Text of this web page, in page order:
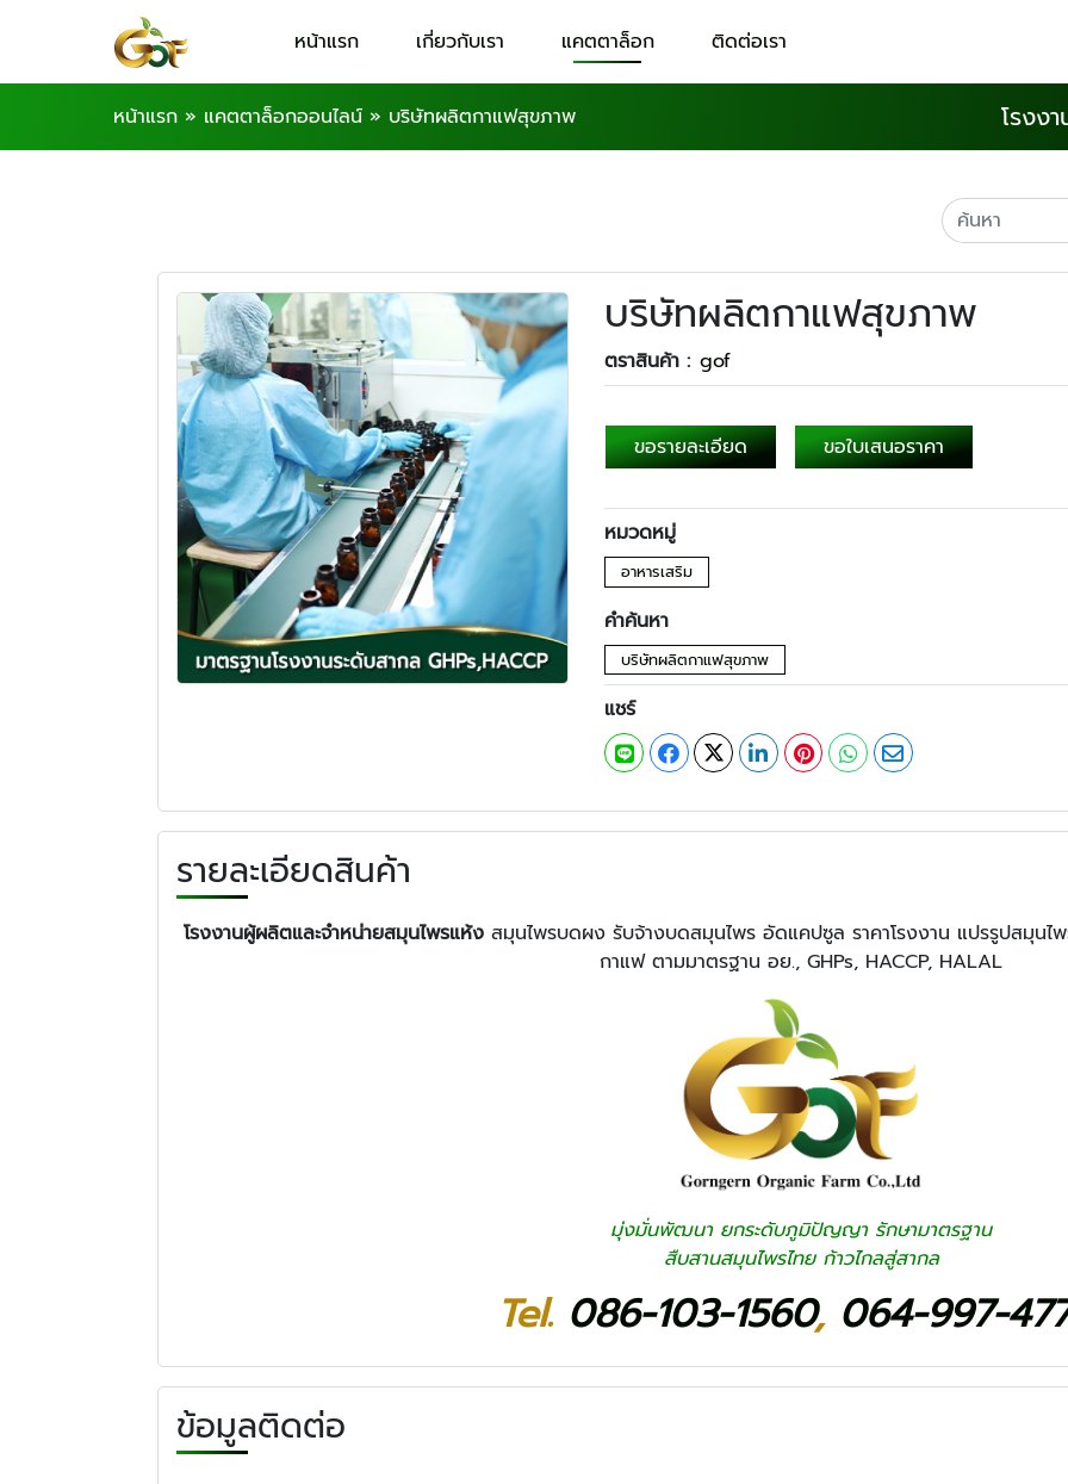
หน้าแรก เกี่ยวกับเรา แคตตาล็อก ติดต่อเรา
หน้าแรก » แคตตาล็อกออนไลน์ » บริษัทผลิตกาแฟสุขภาพ โรงง
บริษัทผลิตกาแฟสุขภาพ
ตราสินค้า : gof
ขอรายละเอียด ขอใบเสนอราคา
หมวดหมู่
อาหารเสริม
คำค้นหา
บริษัทผลิตกาแฟสุขภาพ
แชร์
รายละเอียดสินค้า
โรงงานผู้ผลิตและจำหน่ายสมุนไพรแห้งสมุนไพรบดผง รับจ้างบดสมุนไพร อัดแคปซูล ราคาโรงงาน แปรรูปสมุนไ
กาแฟ ตามมาตรฐาน อย., GHPs, HACCP, HALAL
มุ่งมั่นพัฒนา ยกระดับภูมิปัญญา รักษามาตรฐาน
สืบสานสมุนไพรไทย ก้าวไกลสู่สากล
Tel. 086-103-1560, 064-997-
ข้อมูลติดต่อ